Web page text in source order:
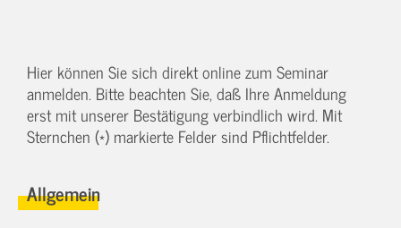
Hier können Sie sich direkt online zum Seminar
anmelden. Bitte beachten Sie, daß Ihre Anmeldung
erst mit unserer Bestätigung verbindlich wird. Mit
Sternchen (*) markierte Felder sind Pflichtfelder.
Allgemein